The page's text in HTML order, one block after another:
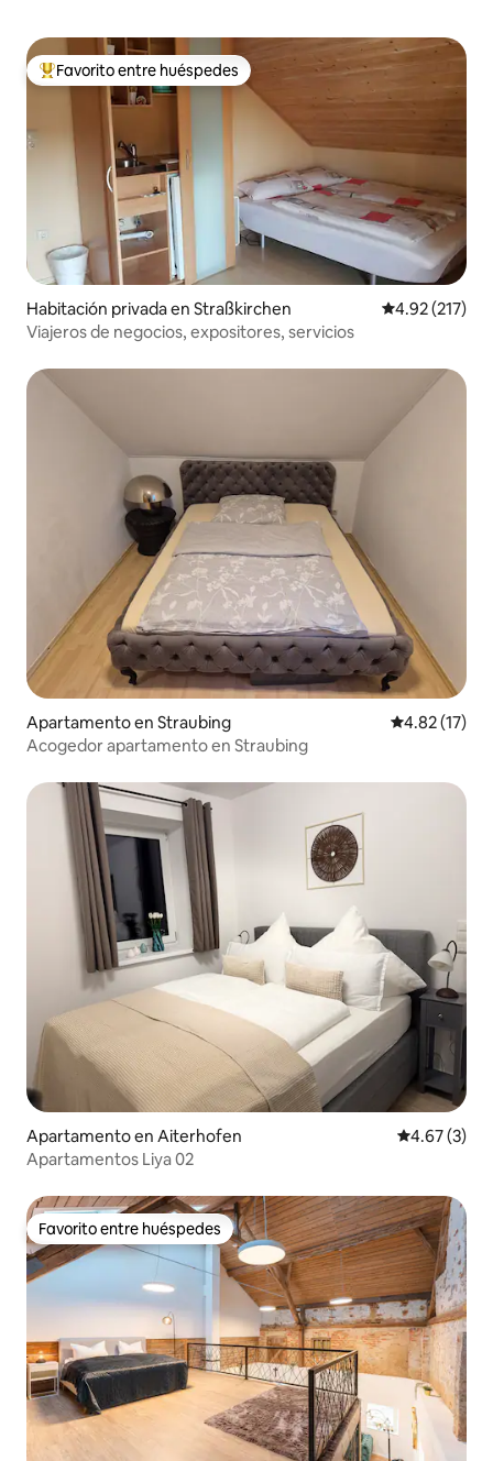
Favorito entre huéspedes preferido
Favorito entre huéspedes
Habitación privada en Straßkirchen Calificación
4.92 (217)
Viajeros de negocios, expositores, servicios
Apartamento en Straubing Calificación
4.82 (17)
Acogedor apartamento en Straubing
Apartamento en Aiterhofen Calificación
4.67 (3)
Apartamentos Liya 02
Favorito entre huéspedes
Favorito entre huéspedes